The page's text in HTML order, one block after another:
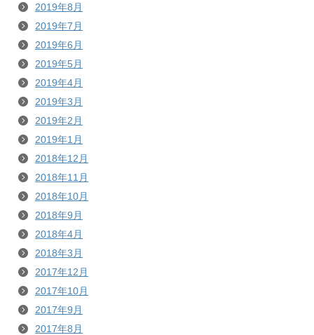
2019年8月
2019年7月
2019年6月
2019年5月
2019年4月
2019年3月
2019年2月
2019年1月
2018年12月
2018年11月
2018年10月
2018年9月
2018年4月
2018年3月
2017年12月
2017年10月
2017年9月
2017年8月